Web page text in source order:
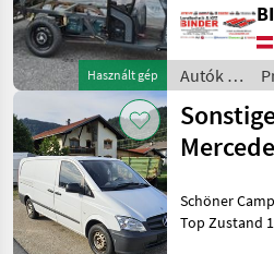
Használt gép
Ausführung
und Dach ✔️
Autók /
/ Nero
Schöner
Top Zustand